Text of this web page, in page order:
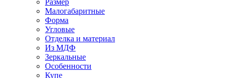
Размер
Малогабаритные
Форма
Угловые
Отделка и материал
Из МДФ
Зеркальные
Особенности
Купе